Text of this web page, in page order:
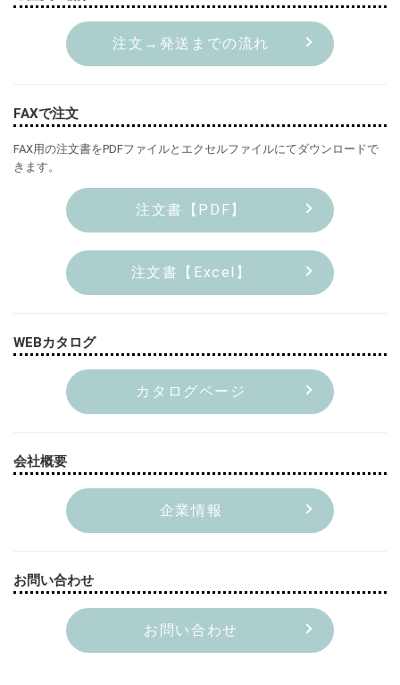
注文→発送までの流れ
FAXで注文
FAX用の注文書をPDFファイルとエクセルファイルにてダウンロードで
きます。
注文書【PDF】
注文書【Excel】
WEBカタログ
カタログページ
会社概要
企業情報
お問い合わせ
お問い合わせ